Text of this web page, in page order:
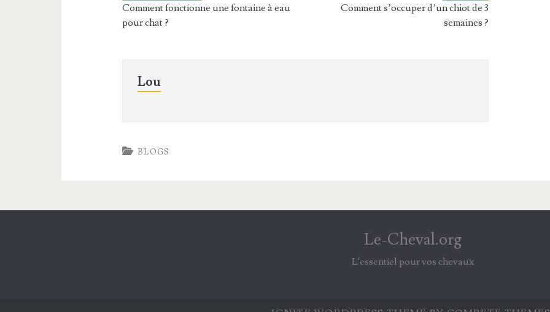
Comment fonctionne une fontaine à eau
pour chat ?
Comment s’occuper d’un chiot de 3
semaines ?
Lou
BLOGS
Le-Cheval.org
L'essentiel pour vos chevaux